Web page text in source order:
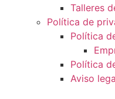
Talleres
Política de
Política
Política
Aviso